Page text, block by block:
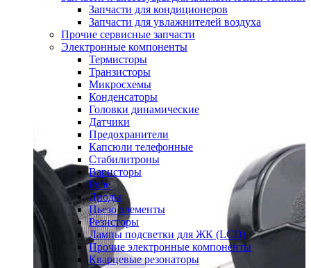
Запчасти для кондиционеров
Запчасти для увлажнителей воздуха
Прочие сервисные запчасти
Электронные компоненты
Термисторы
Транзисторы
Микросхемы
Конденсаторы
Головки динамические
Датчики
Предохранители
Капсюли телефонные
Стабилитроны
Варисторы
Реле
Диоды
Пьезо элементы
Резисторы
Лампы подсветки для ЖК (LCD)
Прочие электронные компоненты
Кварцевые резонаторы